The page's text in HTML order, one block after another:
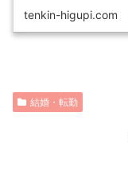
tenkin-higupi.com
結婚・転勤